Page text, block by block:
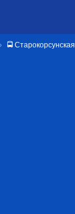
🚍 Старокорсунская